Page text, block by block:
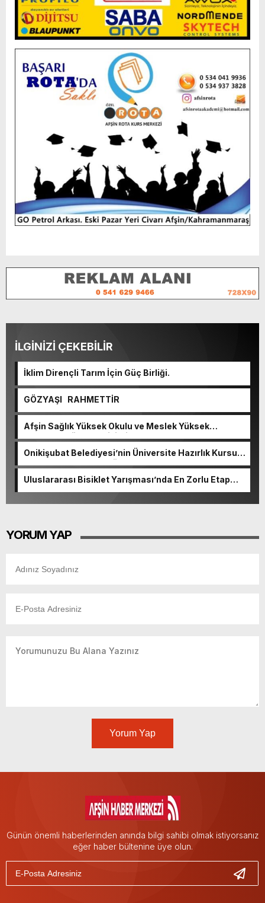
İLGİNİZİ ÇEKEBİLİR
İklim Dirençli Tarım İçin Güç Birliği.
GÖZYAŞI RAHMETTİR
Afşin Sağlık Yüksek Okulu ve Meslek Yüksek
Okulunda görev değişimi!
Onikişubat Belediyesi’nin Üniversite Hazırlık Kursu
başvurularında son gün 7 Ağustos.
Uluslararası Bisiklet Yarışması’nda En Zorlu Etap
YORUM YAP
Yorum Yap
Günün önemli haberlerinden anında bilgi sahibi olmak istiyorsanız
eğer haber bültenine üye olun.